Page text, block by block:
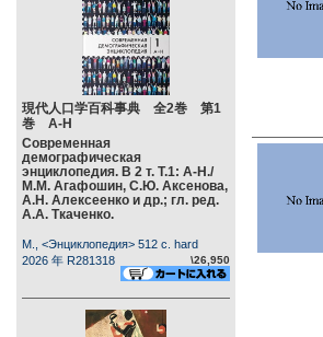
現代人口学百科事典 全2巻 第1
巻 А-Н
Современная
демографическая
энциклопедия. В 2 т. Т.1: А-Н./
М.М. Агафошин, С.Ю. Аксенова,
А.Н. Алексеенко и др.; гл. ред.
А.А. Ткаченко.
М., <Энциклопедия> 512 c. hard
2026 年 R281318
\26,950